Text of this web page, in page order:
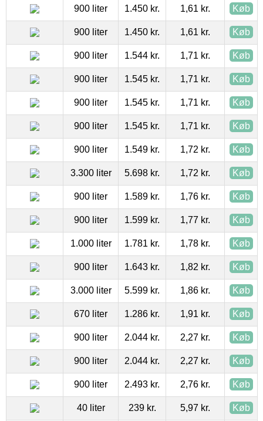
900 liter 1.450 kr. 1,61 kr. Køb
900 liter 1.450 kr. 1,61 kr. Køb
900 liter 1.544 kr. 1,71 kr. Køb
900 liter 1.545 kr. 1,71 kr. Køb
900 liter 1.545 kr. 1,71 kr. Køb
900 liter 1.545 kr. 1,71 kr. Køb
900 liter 1.549 kr. 1,72 kr. Køb
3.300 liter 5.698 kr. 1,72 kr. Køb
900 liter 1.589 kr. 1,76 kr. Køb
900 liter 1.599 kr. 1,77 kr. Køb
1.000 liter 1.781 kr. 1,78 kr. Køb
900 liter 1.643 kr. 1,82 kr. Køb
3.000 liter 5.599 kr. 1,86 kr. Køb
670 liter 1.286 kr. 1,91 kr. Køb
900 liter 2.044 kr. 2,27 kr. Køb
900 liter 2.044 kr. 2,27 kr. Køb
900 liter 2.493 kr. 2,76 kr. Køb
40 liter 239 kr. 5,97 kr. Køb